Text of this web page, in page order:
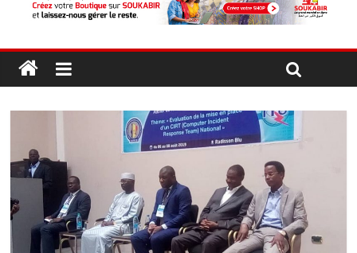
routes après les travaux